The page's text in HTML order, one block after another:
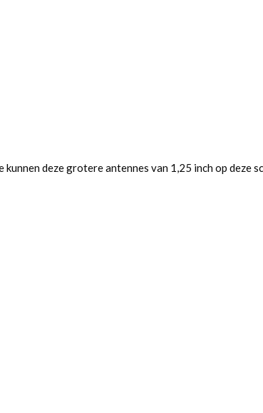
deze grotere antennes van 1,25 inch op deze